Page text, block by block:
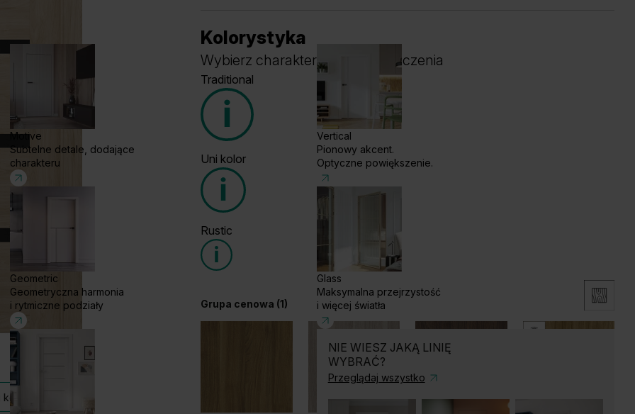
Motive
Subtelne detale, dodające
charakteru
Geometric
Geometryczna harmonia
i rytmiczne podziały
Vertical
Pionowy akcent.
Optyczne powiększenie.
Glass
Maksymalna przejrzystość
i więcej światła
NIE WIESZ JAKĄ LINIĘ
WYBRAĆ?
Przeglądaj wszystko
Kolorystyka
Wybierz charakter i kolor wykończenia
Traditional
Grupa cenowa (1)
Wenge White Dąb Klasyczny
Uni kolor
Grupa cenowa (1)
Rustic
Grupa cenowa (1)